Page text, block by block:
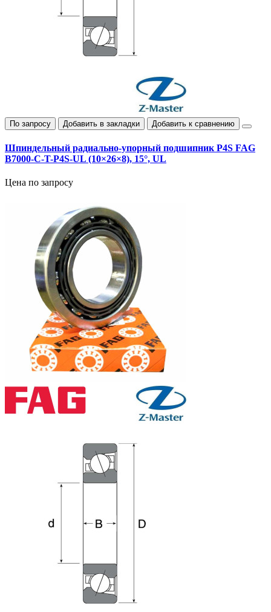
По запросу Добавить в закладки Добавить к сравнению
Шпиндельный радиально‑упорный подшипник P4S FAG
B7000-C-T-P4S-UL (10×26×8), 15°, UL
Цена по запросу